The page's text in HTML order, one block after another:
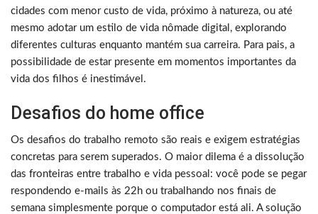
cidades com menor custo de vida, próximo à natureza, ou até
mesmo adotar um estilo de vida nômade digital, explorando
diferentes culturas enquanto mantém sua carreira. Para pais, a
possibilidade de estar presente em momentos importantes da
vida dos filhos é inestimável.
Desafios do home office
Os desafios do trabalho remoto são reais e exigem estratégias
concretas para serem superados. O maior dilema é a dissolução
das fronteiras entre trabalho e vida pessoal: você pode se pegar
respondendo e-mails às 22h ou trabalhando nos finais de
semana simplesmente porque o computador está ali. A solução